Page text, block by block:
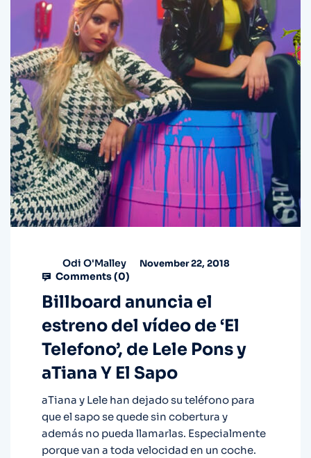
Odi O'Malley November 22, 2018
Comments (0)
Billboard anuncia el
estreno del vídeo de ‘El
Telefono’, de Lele Pons y
aTiana Y El Sapo
aTiana y Lele han dejado su teléfono para
que el sapo se quede sin cobertura y
además no pueda llamarlas. Especialmente
porque van a toda velocidad en un coche.